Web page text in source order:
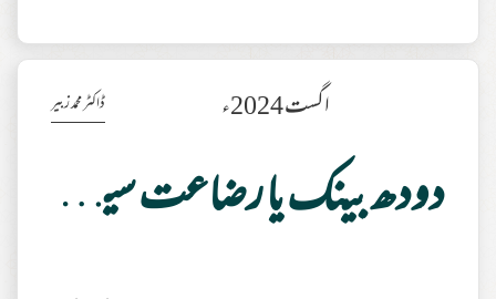
اگست 2024ء ڈاکٹر محمد زبیر
دودھ بینک یا رضاعت سینٹر ؟